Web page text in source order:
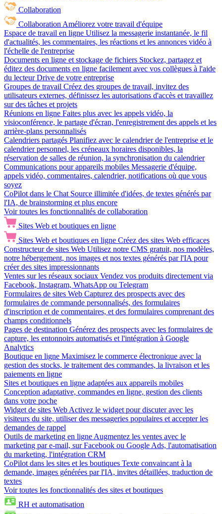
Collaboration
Collaboration Améliorez votre travail d'équipe
Espace de travail en ligne Utilisez la messagerie instantanée, le fil
d'actualités, les commentaires, les réactions et les annonces vidéo à
l'échelle de l'entreprise
Documents en ligne et stockage de fichiers Stockez, partagez et
éditez des documents en ligne facilement avec vos collègues à l'aide
du lecteur Drive de votre entreprise
Groupes de travail Créez des groupes de travail, invitez des
utilisateurs externes, définissez les autorisations d'accès et travaillez
sur des tâches et projets
Réunions en ligne Faites plus avec les appels vidéo, la
visioconférence, le partage d'écran, l'enregistrement des appels et les
arrière-plans personnalisés
Calendriers partagés Planifiez avec le calendrier de l'entreprise et le
calendrier personnel, les créneaux horaires disponibles, la
réservation de salles de réunion, la synchronisation du calendrier
Communications pour appareils mobiles Messagerie d'équipe,
appels vidéo, commentaires, calendrier, notifications où que vous
soyez
CoPilot dans le Chat Source illimitée d'idées, de textes générés par
l'IA, de brainstorming et plus encore
Voir toutes les fonctionnalités de collaboration
Sites Web et boutiques en ligne
Sites Web et boutiques en ligne Créez des sites Web efficaces
Constructeur de sites Web Utilisez notre CMS gratuit, nos modèles,
notre hébergement, nos images et nos textes générés par l'IA pour
créer des sites impressionnants
Ventes sur les réseaux sociaux Vendez vos produits directement via
Facebook, Instagram, WhatsApp ou Telegram
Formulaires de sites Web Capturez des prospects avec des
formulaires de commande personnalisés, des formulaires
d'inscription et de commentaires, et des formulaires comprenant des
champs conditionnels
Pages de destination Générez des prospects avec les formulaires de
capture, les entonnoirs automatisés et l'intégration à Google
Analytics
Boutique en ligne Maximisez le commerce électronique avec la
gestion des stocks, le traitement des commandes, la livraison et les
paiements en ligne
Sites et boutiques en ligne adaptées aux appareils mobiles
Conception adaptative, commandes en ligne, gestion des clients
dans votre poche
Widget de sites Web Activez le widget pour discuter avec les
visiteurs du site, utiliser des messageries populaires et accepter les
demandes de rappel
Outils de marketing en ligne Augmentez les ventes avec le
marketing par e-mail, sur Facebook ou Google Ads, l'automatisation
du marketing, l'intégration CRM
CoPilot dans les sites et les boutiques Texte convaincant à la
demande, images générées par l'IA, invites détaillées, traduction de
textes
Voir toutes les fonctionnalités des sites et boutiques
RH et automatisation